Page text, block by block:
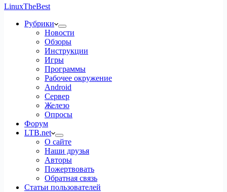
LinuxTheBest
Рубрики
Новости
Обзоры
Инструкции
Игры
Программы
Рабочее окружение
Android
Сервер
Железо
Опросы
Форум
LTB.net
О сайте
Наши друзья
Авторы
Пожертвовать
Обратная связь
Статьи пользователей